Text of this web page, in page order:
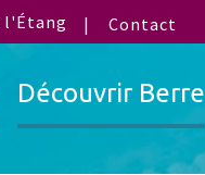
l'Étang Contact
Découvrir Berre